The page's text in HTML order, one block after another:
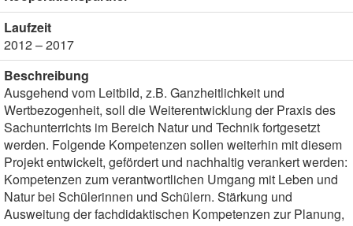
Laufzeit
2012 – 2017
Beschreibung
Ausgehend vom Leitbild, z.B. Ganzheitlichkeit und
Wertbezogenheit, soll die Weiterentwicklung der Praxis des
Sachunterrichts im Bereich Natur und Technik fortgesetzt
werden. Folgende Kompetenzen sollen weiterhin mit diesem
Projekt entwickelt, gefördert und nachhaltig verankert werden:
Kompetenzen zum verantwortlichen Umgang mit Leben und
Natur bei Schülerinnen und Schülern. Stärkung und
Ausweitung der fachdidaktischen Kompetenzen zur Planung,